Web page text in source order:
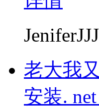
JeniferJJJ
老大我
安装.